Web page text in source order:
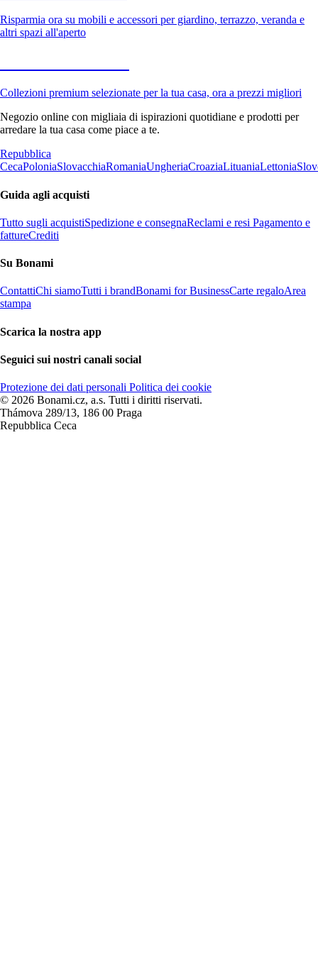
Risparmia ora su mobili e accessori per giardino, terrazzo, veranda e
altri spazi all'aperto
Collezioni premium selezionate per la tua casa, ora a prezzi migliori
Negozio online con migliaia di ispirazioni quotidiane e prodotti per
arredare la tua casa come piace a te.
Repubblica
CecaPoloniaSlovacchiaRomaniaUngheriaCroaziaLituaniaLettonia
Guida agli acquisti
Tutto sugli acquistiSpedizione e consegnaReclami e resi Pagamento e
fattureCrediti
Su Bonami
ContattiChi siamoTutti i brandBonami for BusinessCarte regaloArea
stampa
Scarica la nostra app
Seguici sui nostri canali social
Protezione dei dati personali Politica dei cookie
© 2026 Bonami.cz, a.s. Tutti i diritti riservati.
Thámova 289/13, 186 00 Praga
Repubblica Ceca